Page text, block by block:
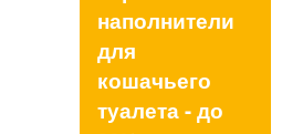
наполнители
для
кошачьего
туалета - до